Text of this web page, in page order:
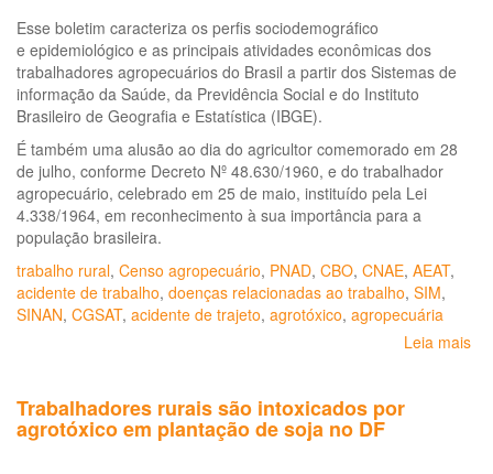
Esse boletim caracteriza os perfis sociodemográfico
e epidemiológico e as principais atividades econômicas dos
trabalhadores agropecuários do Brasil a partir dos Sistemas de
informação da Saúde, da Previdência Social e do Instituto
Brasileiro de Geografia e Estatística (IBGE).
É também uma alusão ao dia do agricultor comemorado em 28
de julho, conforme Decreto Nº 48.630/1960, e do trabalhador
agropecuário, celebrado em 25 de maio, instituído pela Lei
4.338/1964, em reconhecimento à sua importância para a
população brasileira.
trabalho rural, Censo agropecuário, PNAD, CBO, CNAE, AEAT,
acidente de trabalho, doenças relacionadas ao trabalho, SIM,
SINAN, CGSAT, acidente de trajeto, agrotóxico, agropecuária
Leia mais
Trabalhadores rurais são intoxicados por
agrotóxico em plantação de soja no DF